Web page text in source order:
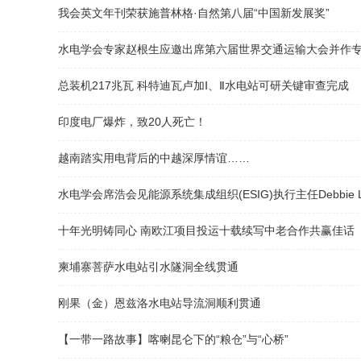
我会英文年刊荣获施普林格·自然第八届“中国新发展奖”
水电学会专家赵根生应邀出席第六届世界交通运输大会并作
总装机217兆瓦 科特迪瓦卢加Ⅰ、Ⅱ水电站可研关键审查完成
印度电厂爆炸，致20人死亡！
越南踏实用电背后的中越深厚情谊……
水电学会席浩会见能源系统集成组织(ESIG)执行主任Debbie
十年光明铸同心 南欧江项目投运十载续写中老合作共赢佳话
柬埔寨菩萨水电站引水隧洞全线贯通
刚果（金）恩兹洛水电站导流洞顺利贯通
【一带一路故事】喀喇昆仑下的“粮仓”与“心桥”